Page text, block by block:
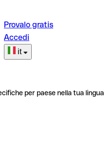
Provalo gratis
Accedi
it
per paese nella tua lingua